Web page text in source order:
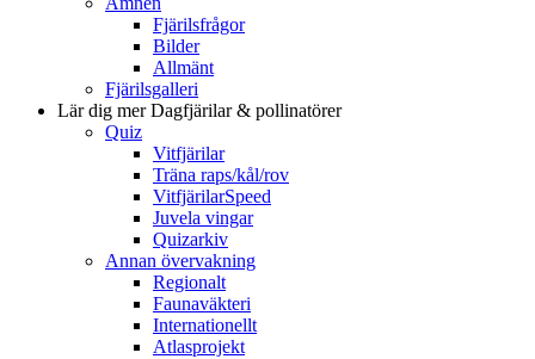
Fjärilsfrågor
Bilder
Allmänt
Fjärilsgalleri
Lär dig merDagfjärilar & pollinatörer
Quiz
Vitfjärilar
Träna raps/kål/rov
VitfjärilarSpeed
Juvela vingar
Quizarkiv
Annan övervakning
Regionalt
Faunaväkteri
Internationellt
Atlasprojekt